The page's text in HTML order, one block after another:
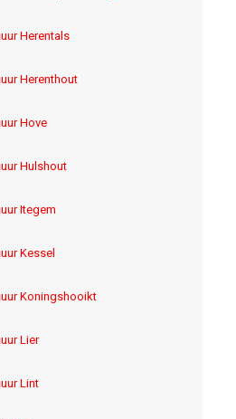
Herentals
Herenthout
Hove
Hulshout
Itegem
Kessel
Koningshooikt
Lier
Lint